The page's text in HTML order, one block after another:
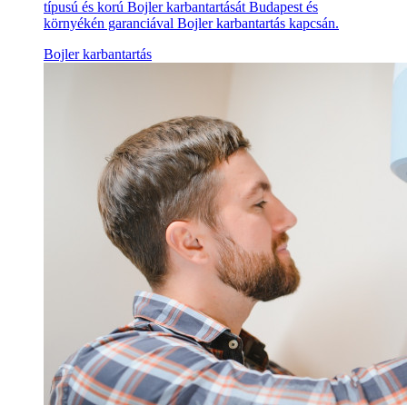
típusú és korú Bojler karbantartását Budapest és
környékén garanciával Bojler karbantartás kapcsán.
Bojler karbantartás